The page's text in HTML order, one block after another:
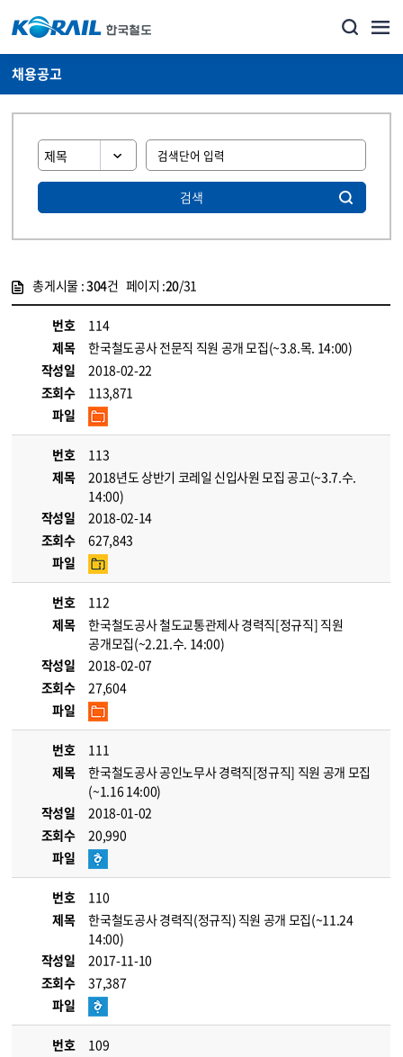
채용공고
검색
총게시물 :304건 페이지 :20/31
번호
114
제목
한국철도공사 전문직 직원 공개 모집(~3.8.목. 14:00)
작성일
2018-02-22
조회수
113,871
파일
번호
113
제목
2018년도 상반기 코레일 신입사원 모집 공고(~3.7.수.
14:00)
작성일
2018-02-14
조회수
627,843
파일
번호
112
제목
한국철도공사 철도교통관제사 경력직[정규직] 직원
공개모집(~2.21.수. 14:00)
작성일
2018-02-07
조회수
27,604
파일
번호
111
제목
한국철도공사 공인노무사 경력직[정규직] 직원 공개 모집
(~1.16 14:00)
작성일
2018-01-02
조회수
20,990
파일
번호
110
제목
한국철도공사 경력직(정규직) 직원 공개 모집(~11.24
14:00)
작성일
2017-11-10
조회수
37,387
파일
번호
109